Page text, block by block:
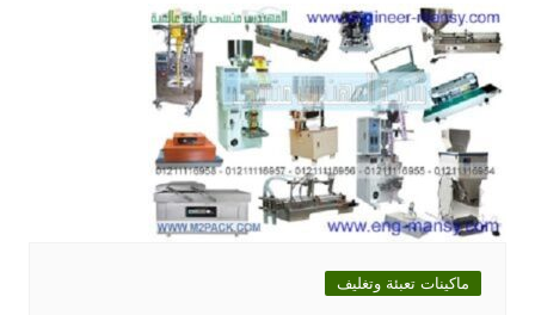
ماكينات تعبئة وتغليف